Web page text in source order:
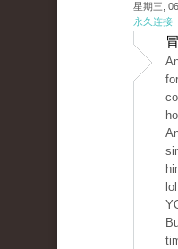
星期三,
永久连接